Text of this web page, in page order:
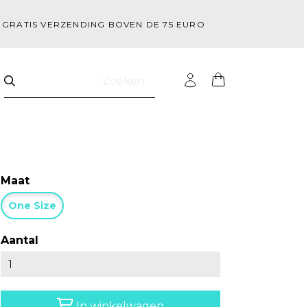
GRATIS VERZENDING BOVEN DE 75 EURO
Maat
One Size
Aantal